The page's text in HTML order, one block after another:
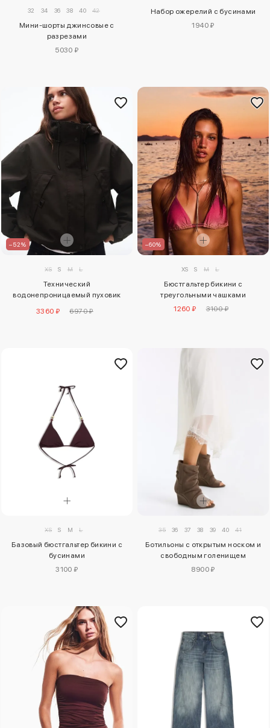
32 34 36 38 40 42
Мини-шорты джинсовые с
разрезами
5030 ₽
Набор ожерелий с бусинами
1940 ₽
–52%
XS S M L
Технический
водонепроницаемый пуховик
3360 ₽ 6970 ₽
–60%
XS S M L
Бюстгальтер бикини с
треугольными чашками
1260 ₽
3100 ₽
XS S M L
Базовый бюстгальтер бикини с
бусинами
3100 ₽
35 36 37 38 39 40 41
Ботильоны с открытым носком и
свободным голенищем
8900 ₽